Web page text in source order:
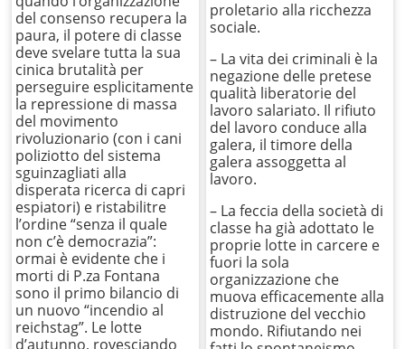
del consenso recupera la
paura, il potere di classe
deve svelare tutta la sua
cinica brutalità per
perseguire esplicitamente
la repressione di massa
del movimento
rivoluzionario (con i cani
poliziotto del sistema
sguinzagliati alla
disperata ricerca di capri
espiatori) e ristabilitre
l’ordine “senza il quale
non c’è democrazia”:
ormai è evidente che i
morti di P.za Fontana
sono il primo bilancio di
un nuovo “incendio al
reichstag”. Le lotte
d’autunno, rovesciando
proletario alla ricchezza
sociale.
– La vita dei criminali è la
negazione delle pretese
qualità liberatorie del
lavoro salariato. Il rifiuto
del lavoro conduce alla
galera, il timore della
galera assoggetta al
lavoro.
– La feccia della società di
classe ha già adottato le
proprie lotte in carcere e
fuori la sola
organizzazione che
muova efficacemente alla
distruzione del vecchio
mondo. Rifiutando nei